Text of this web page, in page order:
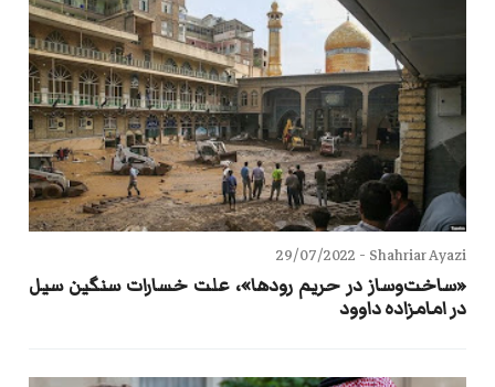
Shahriar Ayazi -
29/07/2022
«ساخت‌وساز در حریم رودها»، علت خسارات سنگین سیل
در امامزاده داوود